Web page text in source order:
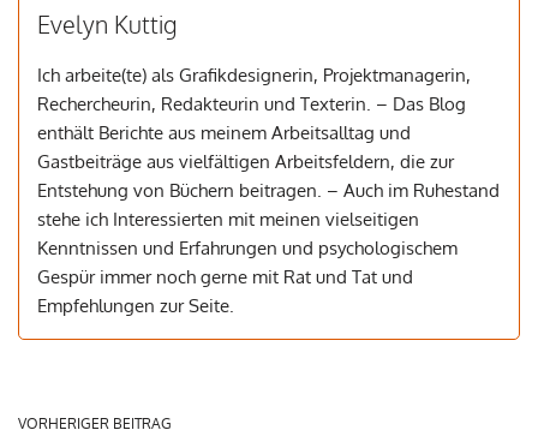
Evelyn Kuttig
Ich arbeite(te) als Grafikdesignerin, Projektmanagerin,
Rechercheurin, Redakteurin und Texterin. – Das Blog
enthält Berichte aus meinem Arbeitsalltag und
Gastbeiträge aus vielfältigen Arbeitsfeldern, die zur
Entstehung von Büchern beitragen. – Auch im Ruhestand
stehe ich Interessierten mit meinen vielseitigen
Kenntnissen und Erfahrungen und psychologischem
Gespür immer noch gerne mit Rat und Tat und
Empfehlungen zur Seite.
VORHERIGER BEITRAG